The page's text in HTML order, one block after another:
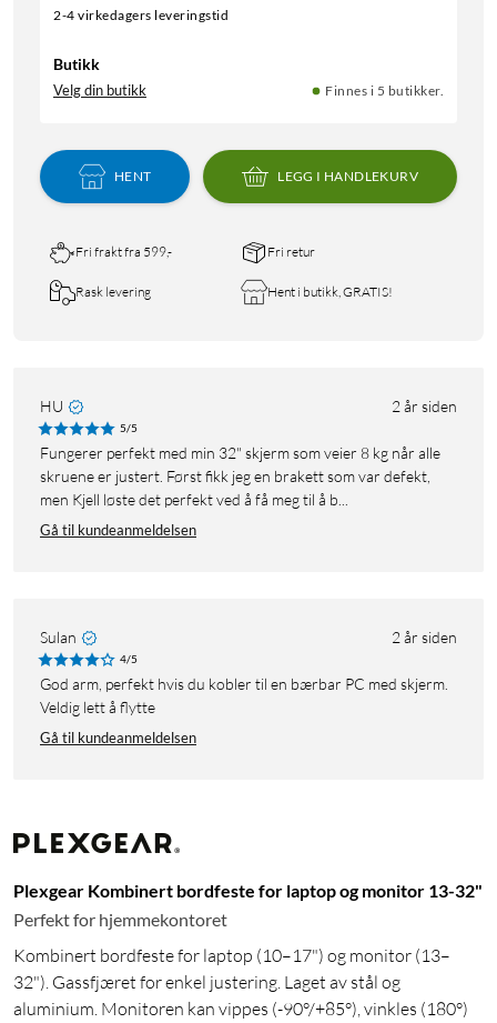
2-4 virkedagers leveringstid
Butikk
Velg din butikk Finnes i 5 butikker.
HENT LEGG I HANDLEKURV
Fri frakt fra 599,- Fri retur
Rask levering Hent i butikk, GRATIS!
HU 2 år siden
5/5
Fungerer perfekt med min 32" skjerm som veier 8 kg når alle
skruene er justert. Først fikk jeg en brakett som var defekt,
men Kjell løste det perfekt ved å få meg til å b...
Gå til kundeanmeldelsen
Sulan 2 år siden
4/5
God arm, perfekt hvis du kobler til en bærbar PC med skjerm.
Veldig lett å flytte
Gå til kundeanmeldelsen
Plexgear Kombinert bordfeste for laptop og monitor 13-32"
Perfekt for hjemmekontoret
Kombinert bordfeste for laptop (10–17") og monitor (13–
32"). Gassfjæret for enkel justering. Laget av stål og
aluminium. Monitoren kan vippes (-90°/+85°), vinkles (180°)